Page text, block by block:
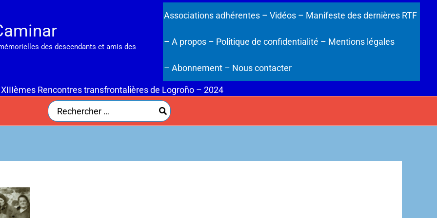
des descendants et amis des
Associations adhérentes – Vidéos – Manifeste des dernières RTF
– A propos – Politique de confidentialité – Mentions légales
– Abonnement – Nous contacter
Rencontres transfrontalières de Logroño – 2024
Search
for: